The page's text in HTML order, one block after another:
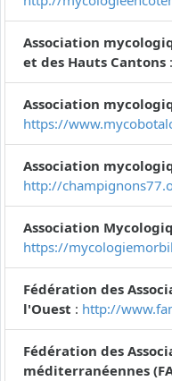
Association
et des Hauts Cantons :
Association
https://
Association
http://
Association
https://
Fédération des
l'Ouest : http://
Fédération des
méditerranéennes